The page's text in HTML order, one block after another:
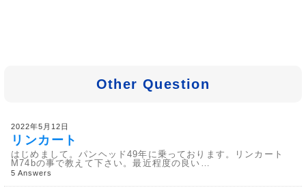
Other Question
2022年5月12日
リンカート
はじめまして。パンヘッド49年に乗っております。リンカート
M74bの事で教えて下さい。最近程度の良い…
5 Answers